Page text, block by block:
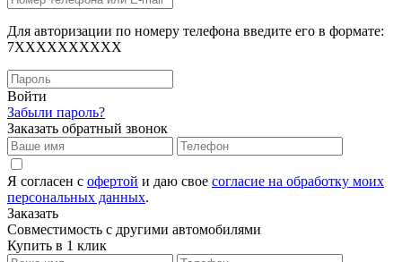
Для авторизации по номеру телефона введите его в формате:
7XXXXXXXXXX
Войти
Забыли пароль?
Заказать обратный звонок
Я согласен с офертой и даю свое согласие на обработку моих
персональных данных.
Заказать
Совместимость с другими автомобилями
Купить в 1 клик